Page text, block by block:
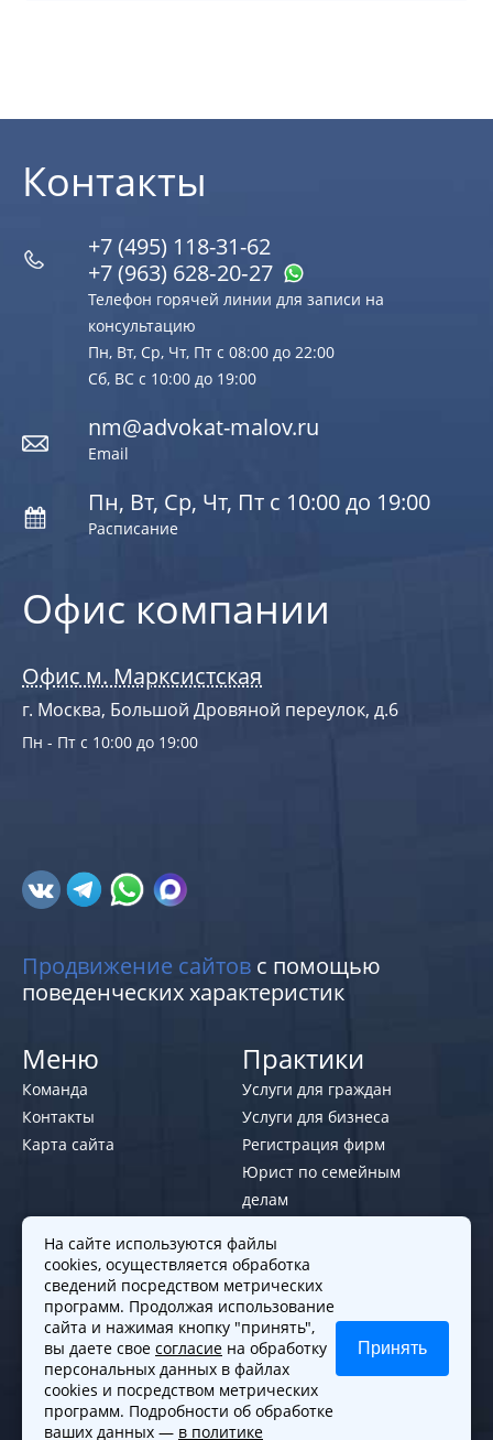
Офис компании
Офис м. Марксистская
г. Москва, Большой Дровяной переулок, д.6
Пн - Пт с 10:00 до 19:00
Контакты
+7 (495) 118-31-62
+7 (963) 628‑20‑27
Телефон горячей линии для записи на
консультацию
Пн, Вт, Ср, Чт, Пт с 08:00 до 22:00
Сб, ВС с 10:00 до 19:00
nm@advokat-malov.ru
Email
Пн, Вт, Ср, Чт, Пт с 10:00 до 19:00
Расписание
Продвижение сайтов с помощью
поведенческих характеристик
Меню
Команда
Контакты
Карта сайта
Практики
Услуги для граждан
Услуги для бизнеса
Регистрация фирм
Юрист по семейным
делам
Политики и правила
Политика обработки персональных
данных
Согласие на обработку cookies
Согласие на обработку персональных
данных
На сайте используются файлы
cookies, осуществляется обработка
сведений посредством метрических
программ. Продолжая использование
сайта и нажимая кнопку "принять",
вы даете свое согласие на обработку
персональных данных в файлах
cookies и посредством метрических
программ. Подробности об обработке
ваших данных — в политике
Принять